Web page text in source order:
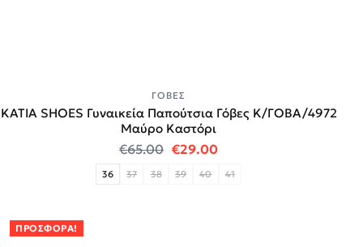
ΓΌΒΕΣ
KATIA SHOES Γυναικεία Παπούτσια Γόβες Κ/ΓΟΒΑ/4972
Μαύρο Καστόρι
€65.00 Original price was: €65.00.
€29.00Η τρέχουσα τιμή
36 37 38 39 40 41
ΠΡΟΣΦΟΡΆ!